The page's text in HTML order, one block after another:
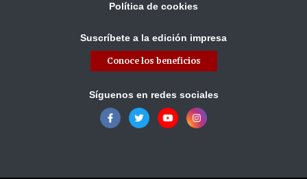
Política de cookies
Suscríbete a la edición impresa
Conoce los beneficios
Síguenos en redes sociales